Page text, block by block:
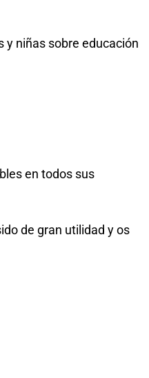
y niñas sobre educación
en todos sus
de gran utilidad y os